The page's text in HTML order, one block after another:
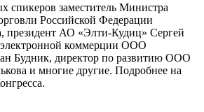
спикеров заместитель Министра
Российской Федерации
президент АО «Элти-Кудиц» Сергей
коммерции ООО
Будник, директор по развитию ООО
и многие другие. Подробнее на